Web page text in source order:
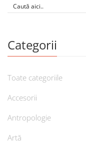
Categorii
Toate categoriile
Accesorii
Antropologie
Artă